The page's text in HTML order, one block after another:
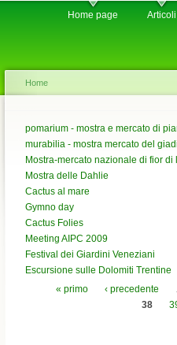
Home page Articoli
Home
pomarium - mostra e mercato di
murabilia - mostra mercato del
Mostra-mercato nazionale di fior di
Mostra delle Dahlie
Cactus al mare
Gymno day
Cactus Folies
Meeting AIPC 2009
Festival dei Giardini Veneziani
Escursione sulle Dolomiti Trentine
Pagine« primo ‹ precedente
38